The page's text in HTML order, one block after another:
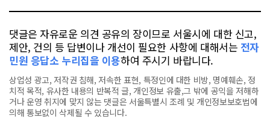
댓글은 자유로운 의견 공유의 장이므로 서울시에 대한 신고,
제안, 건의 등 답변이나 개선이 필요한 사항에 대해서는 전자
민원 응답소 누리집을 이용하여 주시기 바랍니다.
상업성 광고, 저작권 침해, 저속한 표현, 특정인에 대한 비방, 명예훼손, 정
치적 목적, 유사한 내용의 반복적 글, 개인정보 유출,그 밖에 공익을 저해하
거나 운영 취지에 맞지 않는 댓글은 서울특별시 조례 및 개인정보보호법에
의해 통보없이 삭제될 수 있습니다.